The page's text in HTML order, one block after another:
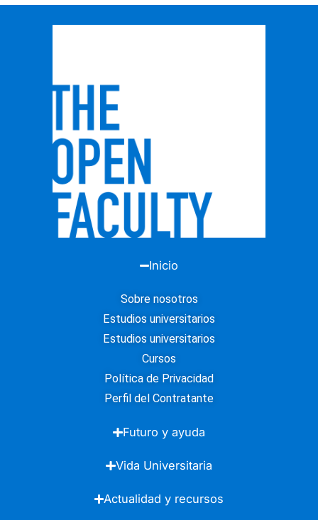
Inicio
Sobre nosotros
Estudios universitarios
Estudios universitarios
Cursos
Política de Privacidad
Perfil del Contratante
Futuro y ayuda
Vida Universitaria
Actualidad y recursos